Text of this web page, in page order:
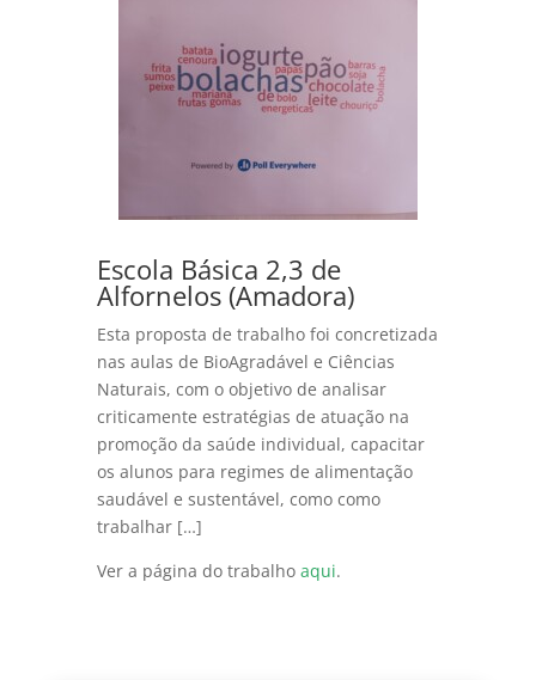
Escola Básica 2,3 de
Alfornelos (Amadora)
Esta proposta de trabalho foi concretizada
nas aulas de BioAgradável e Ciências
Naturais, com o objetivo de analisar
criticamente estratégias de atuação na
promoção da saúde individual, capacitar
os alunos para regimes de alimentação
saudável e sustentável, como como
trabalhar […]
Ver a página do trabalho aqui.